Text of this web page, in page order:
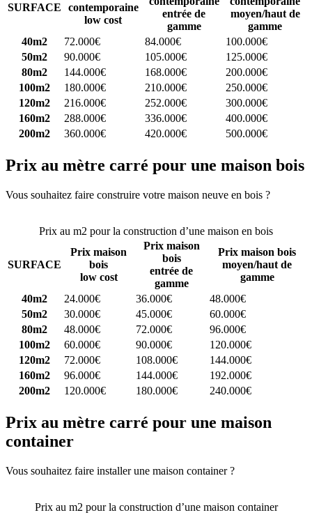
SURFACE
contemporaine
low cost
entrée de
gamme
moyen/haut de
gamme
40m2
72.000€ 84.000€
100.000€
50m2
90.000€ 105.000€
125.000€
80m2
144.000€ 168.000€
200.000€
100m2
180.000€ 210.000€
250.000€
120m2
216.000€ 252.000€
300.000€
160m2
288.000€ 336.000€
400.000€
200m2
360.000€ 420.000€ 500.000€
Prix au mètre carré pour une maison bois
Vous souhaitez faire construire votre maison neuve en bois ?
Prix au m2 pour la construction d’une maison en bois
SURFACE
Prix maison
bois
low cost
Prix maison
bois
entrée de
gamme
Prix maison bois
moyen/haut de
gamme
40m2
24.000€ 36.000€
48.000€
50m2
30.000€ 45.000€
60.000€
80m2
48.000€ 72.000€
96.000€
100m2
60.000€ 90.000€
120.000€
120m2
72.000€ 108.000€
144.000€
160m2
96.000€ 144.000€
192.000€
200m2
120.000€ 180.000€ 240.000€
Prix au mètre carré pour une maison
container
Vous souhaitez faire installer une maison container ?
Prix au m2 pour la construction d’une maison container